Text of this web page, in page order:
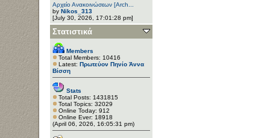
Αρχείο Ανακοινώσεων [Arch...
by Nikos_313
[July 30, 2026, 17:01:28 pm]
Στατιστικά
Members
Total Members: 10416
Latest: Πρωτεύον Πηνίο Άννα
Βίσση
Stats
Total Posts: 1431815
Total Topics: 32029
Online Today: 912
Online Ever: 18918
(April 06, 2026, 16:05:31 pm)